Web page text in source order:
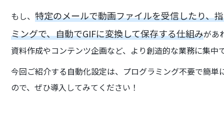
もし、特定のメールで動画ファイルを受信したり、
ミングで、自動でGIFに変換して保存する仕組みがあ
資料作成やコンテンツ企画など、より創造的な業務に集中
今回ご紹介する自動化設定は、プログラミング不要で簡
ので、ぜひ導入してみてください！